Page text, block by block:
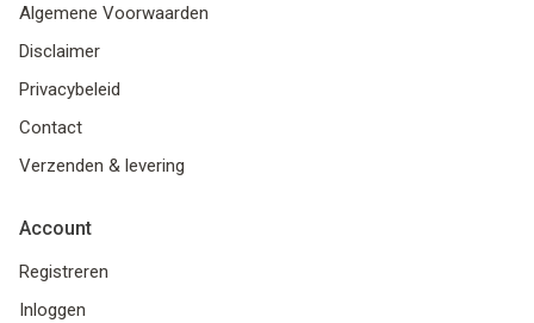
Algemene Voorwaarden
Disclaimer
Privacybeleid
Contact
Verzenden & levering
Account
Registreren
Inloggen